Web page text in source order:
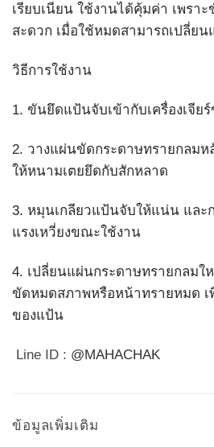
เรียบเนียน ใช้งานได้คุ้มค่า เพรา
สะดวก เมื่อใช้หมดสามารถเปลี่ย
วิธีการใช้งาน
1. ขันยึดแป้นจับเข้ากับเครื่องเจีย
2. วางแผ่นขัดกระดาษทรายกลม
ให้หนามเตยยึดกับสักหลาด
3. หมุนเกลียวแป้นจับให้แน่น และ
แรงเหวี่ยงขณะใช้งาน
4. เปลี่ยนแผ่นกระดาษทรายกลมใ
ขัดหมดสภาพหรือหน้าทรายหมด เ
ของแป้น
Line ID : @MAHACHAK
ข้อมูลเพิ่มเติม